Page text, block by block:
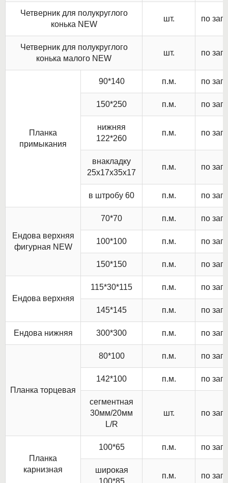
Четверник для полукруглого
конька NEW
шт. по
Четверник для полукруглого
конька малого NEW
шт. по
Планка
примыкания
90*140 п.м. по
150*250 п.м. по
нижняя
122*260
п.м. по
внакладку
25х17х35х17
п.м. по
в штробу 60 п.м. по
Ендова верхняя
фигурная NEW
70*70 п.м. по
100*100 п.м. по
150*150 п.м. по
Ендова верхняя
115*30*115 п.м. по
145*145 п.м. по
Ендова нижняя 300*300 п.м. по
Планка торцевая
80*100 п.м. по
142*100 п.м. по
сегментная
30мм/20мм
L/R
шт. по
Планка
карнизная
100*65 п.м. по
широкая
п.м. по